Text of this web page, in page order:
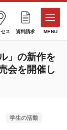
ス 資料請求 MENU
」の新作を
会を開催し
学生の活動